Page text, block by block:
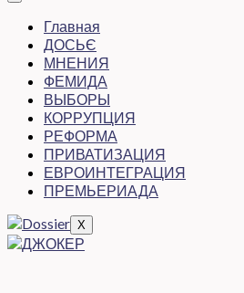
Главная
ДОСЬЄ
МНЕНИЯ
ФЕМИДА
ВЫБОРЫ
КОРРУПЦИЯ
РЕФОРМА
ПРИВАТИЗАЦИЯ
ЕВРОИНТЕГРАЦИЯ
ПРЕМЬЕРИАДА
X